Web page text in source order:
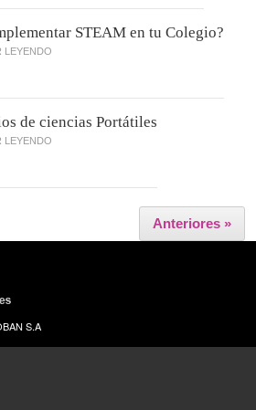
STEAM en tu Colegio?
LEYENDO
de ciencias Portátiles
LEYENDO
Anteriores »
S.A